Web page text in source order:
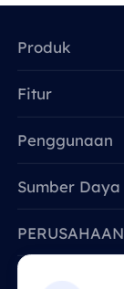
Produk
Fitur
Penggunaan
Sumber Daya
PERUSAHAAN